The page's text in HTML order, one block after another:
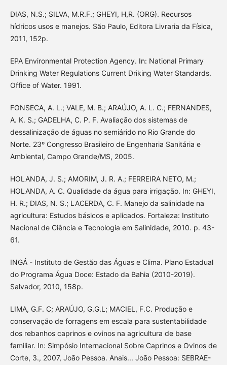
DIAS, N.S.; SILVA, M.R.F.; GHEYI, H,R. (ORG). Recursos
hídricos usos e manejos. São Paulo, Editora Livraria da Física,
2011, 152p.
EPA Environmental Protection Agency. In: National Primary
Drinking Water Regulations Current Driking Water Standards.
Office of Water. 1991.
FONSECA, A. L.; VALE, M. B.; ARAÚJO, A. L. C.; FERNANDES,
A. K. S.; GADELHA, C. P. F. Avaliação dos sistemas de
dessalinização de águas no semiárido no Rio Grande do
Norte. 23º Congresso Brasileiro de Engenharia Sanitária e
Ambiental, Campo Grande/MS, 2005.
HOLANDA, J. S.; AMORIM, J. R. A.; FERREIRA NETO, M.;
HOLANDA, A. C. Qualidade da água para irrigação. In: GHEYI,
H. R.; DIAS, N. S.; LACERDA, C. F. Manejo da salinidade na
agricultura: Estudos básicos e aplicados. Fortaleza: Instituto
Nacional de Ciência e Tecnologia em Salinidade, 2010. p. 43-
61.
INGÁ - Instituto de Gestão das Águas e Clima. Plano Estadual
do Programa Água Doce: Estado da Bahia (2010-2019).
Salvador, 2010, 158p.
LIMA, G.F. C; ARAÚJO, G.G.L; MACIEL, F.C. Produção e
conservação de forragens em escala para sustentabilidade
dos rebanhos caprinos e ovinos na agricultura de base
familiar. In: Simpósio Internacional Sobre Caprinos e Ovinos de
Corte, 3., 2007, João Pessoa. Anais... João Pessoa: SEBRAE-